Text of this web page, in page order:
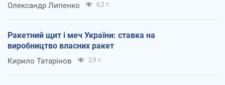
Олександр Липенко 6,2 т.
Ракетний щит і меч України: ставка на
виробництво власних ракет
Кирило Татарінов 2,9 т.